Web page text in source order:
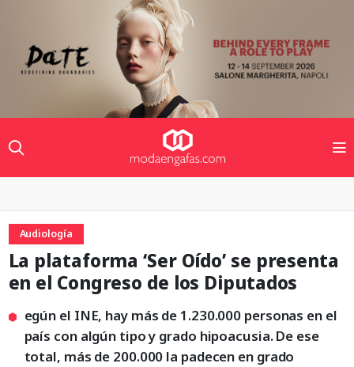
Audiología
La plataforma ‘Ser Oído’ se presenta
en el Congreso de los Diputados
egún el INE, hay más de 1.230.000 personas en el
país con algún tipo y grado hipoacusia. De ese
total, más de 200.000 la padecen en grado